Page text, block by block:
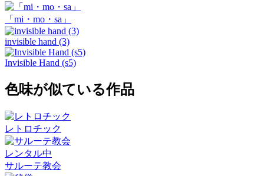
「mi・mo・sa」
invisible hand (3)
Invisible Hand (s5)
色味が似ている作品
レトロチック
レンタル中
サルーテ教会